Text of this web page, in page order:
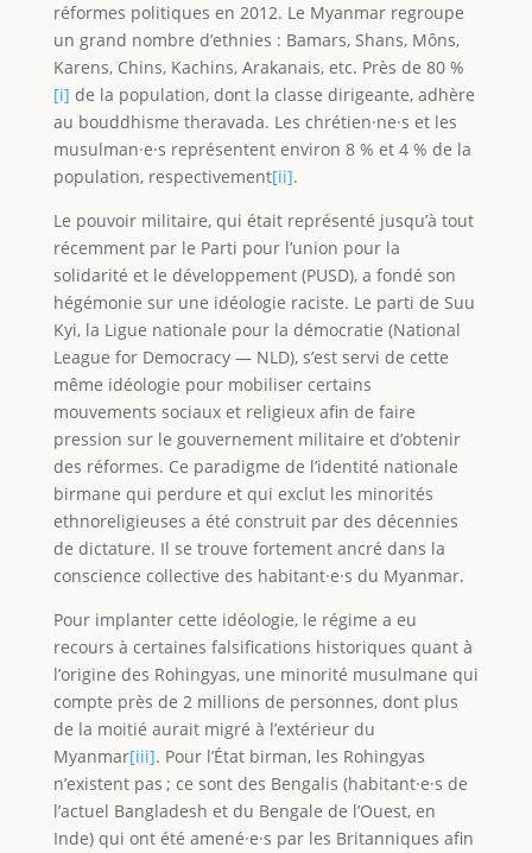
réformes politiques en 2012. Le Myanmar regroupe
un grand nombre d’ethnies : Bamars, Shans, Môns,
Karens, Chins, Kachins, Arakanais, etc. Près de 80 %
[i] de la population, dont la classe dirigeante, adhère
au bouddhisme theravada. Les chrétien·ne·s et les
musulman·e·s représentent environ 8 % et 4 % de la
population, respectivement[ii].
Le pouvoir militaire, qui était représenté jusqu’à tout
récemment par le Parti pour l’union pour la
solidarité et le développement (PUSD), a fondé son
hégémonie sur une idéologie raciste. Le parti de Suu
Kyi, la Ligue nationale pour la démocratie (National
League for Democracy — NLD), s’est servi de cette
même idéologie pour mobiliser certains
mouvements sociaux et religieux afin de faire
pression sur le gouvernement militaire et d’obtenir
des réformes. Ce paradigme de l’identité nationale
birmane qui perdure et qui exclut les minorités
ethnoreligieuses a été construit par des décennies
de dictature. Il se trouve fortement ancré dans la
conscience collective des habitant·e·s du Myanmar.
Pour implanter cette idéologie, le régime a eu
recours à certaines falsifications historiques quant à
l’origine des Rohingyas, une minorité musulmane qui
compte près de 2 millions de personnes, dont plus
de la moitié aurait migré à l’extérieur du
Myanmar[iii]. Pour l’État birman, les Rohingyas
n’existent pas ; ce sont des Bengalis (habitant·e·s de
l’actuel Bangladesh et du Bengale de l’Ouest, en
Inde) qui ont été amené·e·s par les Britanniques afin